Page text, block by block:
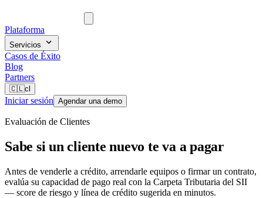
Plataforma
Servicios
Casos de Éxito
Blog
Partners
🇨🇱cl
Iniciar sesión Agendar una demo
Evaluación de Clientes
Sabe si un cliente nuevo te va a pagar
Antes de venderle a crédito, arrendarle equipos o firmar un contrato,
evalúa su capacidad de pago real con la Carpeta Tributaria del SII
— score de riesgo y línea de crédito sugerida en minutos.